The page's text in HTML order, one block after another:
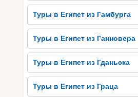
любителям активного отдыха
уникальной природой
Знакомство с
традициями Сома
Сома Бэй – место, где
погрузиться в богатый мир
Туры в Египет из Гамбурга
Туры в Египет из Ганновера
Туры в Египет из Гданьска
Туры в Египет из Граца